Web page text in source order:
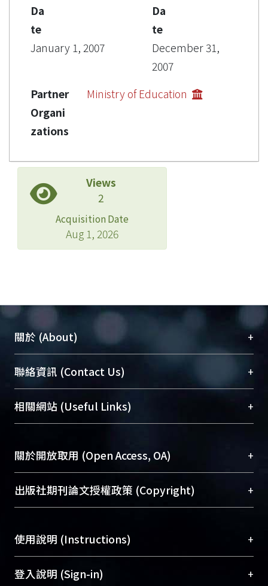
Da
te
January 1, 2007
Da
te
December 31,
2007
Partner
Organi
zations
Ministry of Education
Views
2
Acquisition Date
Aug 1, 2026
關於 (About) +
臺大位居世界頂尖大學之列，為永久珍藏及向國際
展現本校豐碩的研究成果及學術能量，圖書館整合
機構典藏（NTUR）與學術庫（AH）不同功能平
台，成為臺大學術典藏NTU scholars。期能整合研
成果。
To permanently archive and promote researcher
profiles and scholarly works, Library integrates the
services of “NTU Repository” with “Academic
聯絡資訊 (Contact Us) +
總館學科館員(Main Library)
醫學圖書館學科館員(Medical Library)
Sciences Library)
相關網站 (Useful Links) +
關於開放取用 (Open Access, OA) +
開放取用是從使用者角度提升資訊取用性的社會運
動，應用在學術研究上是透過將研究著作公開供使
用逐年攀升。同時可加速研究發展、提升研究影響
Archive）平台。 （點選深入了解OA）
出版社期刊論文授權政策 (Copyright) +
含部分內容的版權非匯入者所有，或由第三方贊
助與合作完成，請確認該版權所有者及第三方同
意提供此授權。
使用說明 (Instructions) +
網站簡介(Quickstart Guide)
登入說明 (Sign-in) +